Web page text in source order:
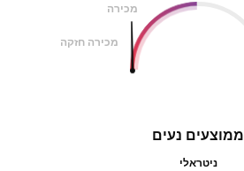
מכירה
מכירה חזקה
ממוצעים נעים
ניטראלי